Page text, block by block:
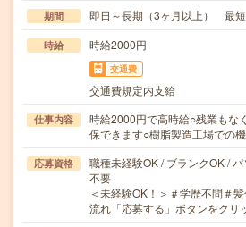
期間 即日～長期（3ヶ月以上） 最短
時給 時給2000円
交通費
交通費規定内支給
仕事内容
時給2000円で高時給○残業もな
保できます○樹脂製造工場での
応募資格
職種未経験OK / ブランクOK /
不要
＜未経験OK！＞＃学歴不問＃
流れ「応募する」ボタンをク